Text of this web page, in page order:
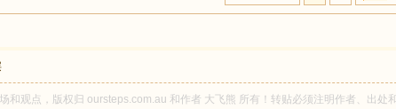
和观点，版权归 oursteps.com.au 和作者 大飞熊 所有！转贴必须注明作者、出处